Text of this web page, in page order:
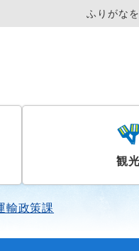
ふりがな
観光
輸政策課